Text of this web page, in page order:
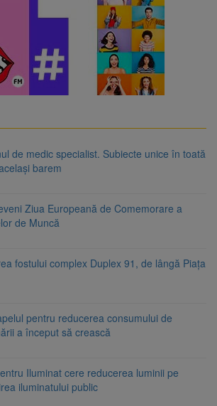
de medic specialist. Subiecte unice în toată
barem
Ziua Europeană de Comemorare a
de Muncă
fostului complex Duplex 91, de lângă Piața
pentru reducerea consumului de
a început să crească
Iluminat cere reducerea luminii pe
iluminatului public